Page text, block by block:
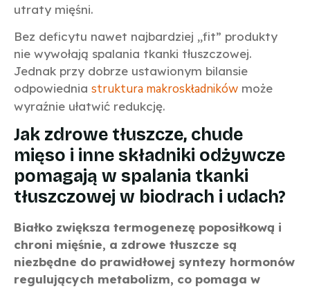
utraty mięśni.
Bez deficytu nawet najbardziej „fit” produkty
nie wywołają spalania tkanki tłuszczowej.
Jednak przy dobrze ustawionym bilansie
odpowiednia struktura makroskładników może
wyraźnie ułatwić redukcję.
Jak zdrowe tłuszcze, chude
mięso i inne składniki odżywcze
pomagają w spalania tkanki
tłuszczowej w biodrach i udach?
Białko zwiększa termogenezę poposiłkową i
chroni mięśnie, a zdrowe tłuszcze są
niezbędne do prawidłowej syntezy hormonów
regulujących metabolizm, co pomaga w